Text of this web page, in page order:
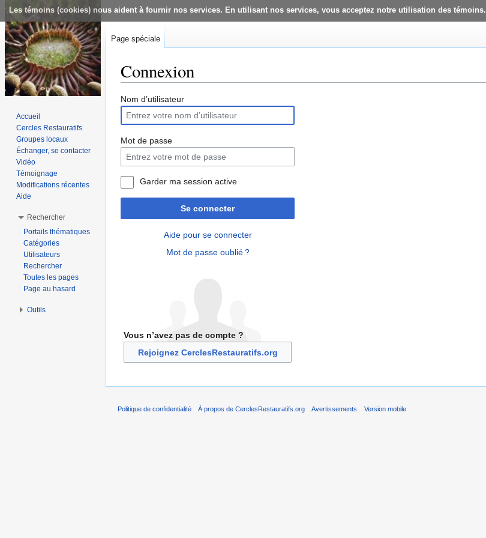
Les témoins (cookies) nous aident à fournir nos services. En utilisant nos services, vous acceptez notre utilisation des témoins.
Connexion
Nom d’utilisateur
Mot de passe
Garder ma session active
Se connecter
Aide pour se connecter
Mot de passe oublié ?
Vous n’avez pas de compte ?
Rejoignez CerclesRestauratifs.org
Page spéciale
Accueil
Cercles Restauratifs
Groupes locaux
Échanger, se contacter
Vidéo
Témoignage
Modifications récentes
Aide
Rechercher
Portails thématiques
Catégories
Utilisateurs
Rechercher
Toutes les pages
Page au hasard
Outils
Politique de confidentialité À propos de CerclesRestauratifs.org Avertissements Version mobile